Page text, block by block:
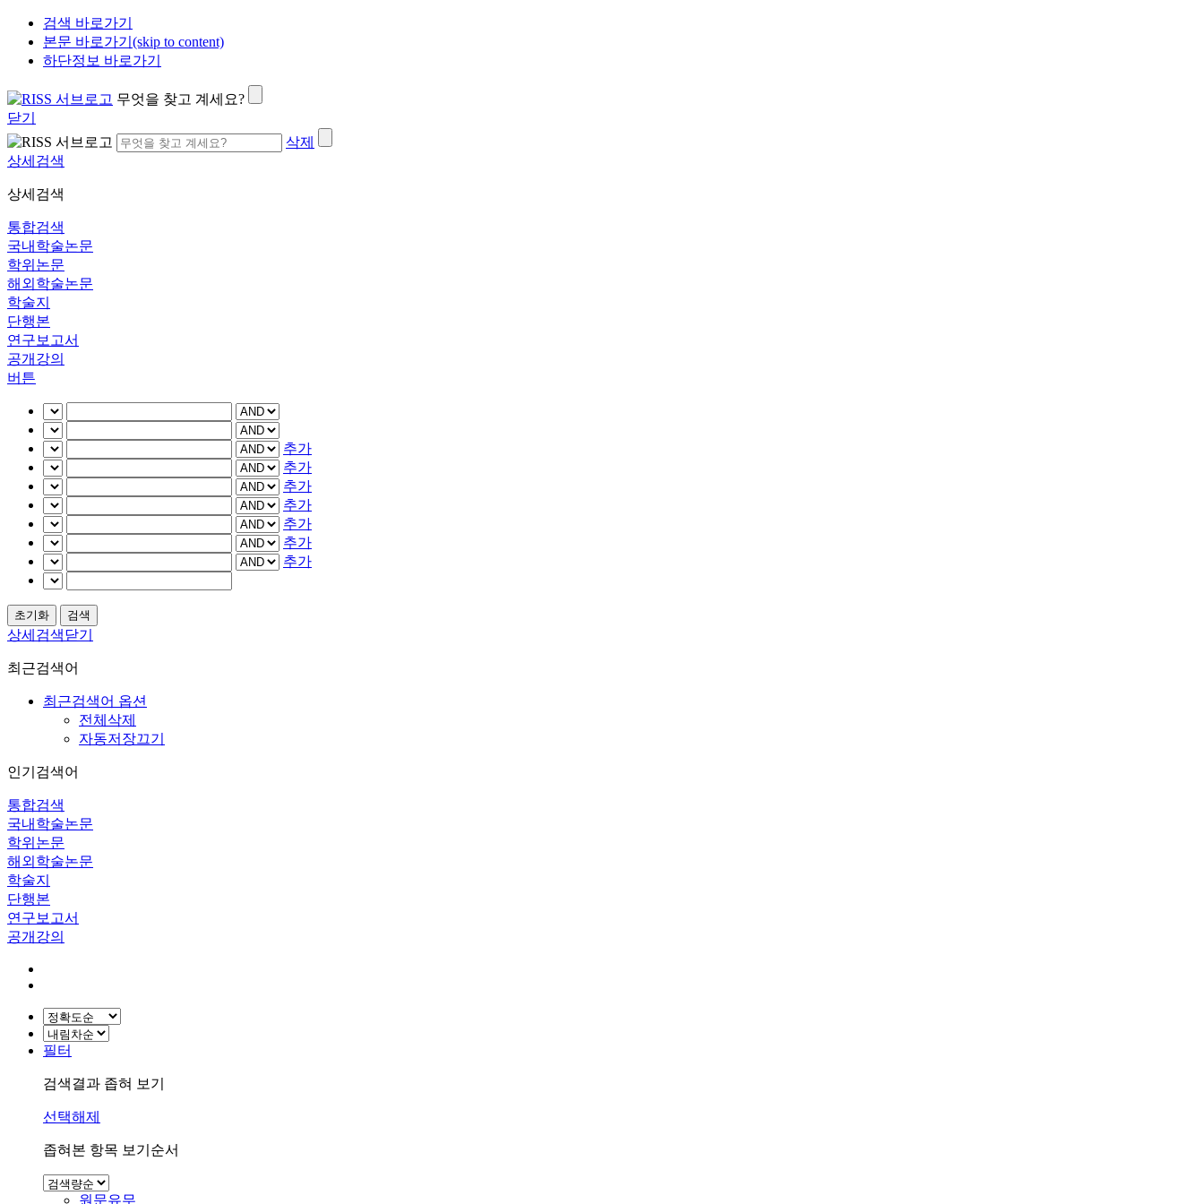
검색 바로가기
본문 바로가기(skip to content)
하단정보 바로가기
무엇을 찾고 계세요?
닫기
삭제
상세검색
상세검색
통합검색
국내학술논문
학위논문
해외학술논문
학술지
단행본
연구보고서
공개강의
버튼
추가
추가
추가
추가
추가
추가
추가
상세검색닫기
최근검색어
최근검색어 옵션
전체삭제
자동저장끄기
인기검색어
통합검색
국내학술논문
학위논문
해외학술논문
학술지
단행본
연구보고서
공개강의
필터
검색결과 좁혀 보기
선택해제
좁혀본 항목 보기순서
원문유무